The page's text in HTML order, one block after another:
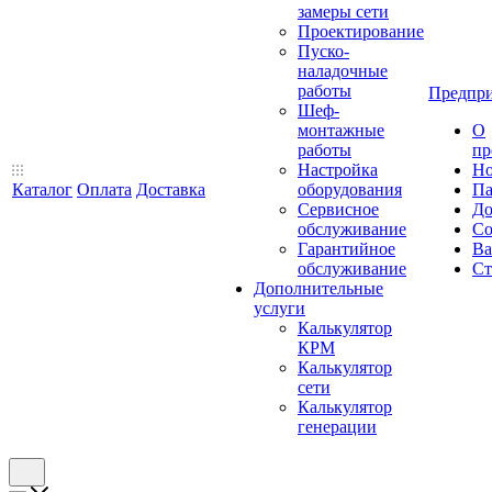
Каталог Оплата Доставка
замеры сети
Проектирование
Пуско-
наладочные
работы
Шеф-
монтажные
работы
Настройка
оборудования
Сервисное
обслуживание
Гарантийное
обслуживание
Дополнительные
услуги
Калькулятор
КРМ
Калькулятор
сети
Калькулятор
генерации
О